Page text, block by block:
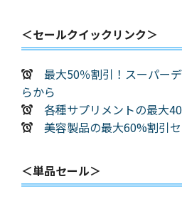
＜セールクイックリンク＞
最大50％割引！スーパー
らから
各種サプリメントの最大
美容製品の最大60%割引
＜単品セール＞